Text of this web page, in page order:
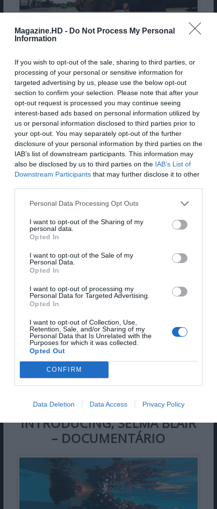
Magazine.HD - Do Not Process My Personal
Information
If you wish to opt-out of the sale, sharing to third parties, or
processing of your personal or sensitive information for
targeted advertising by us, please use the below opt-out
section to confirm your selection. Please note that after your
opt-out request is processed you may continue seeing
interest-based ads based on personal information utilized by
us or personal information disclosed to third parties prior to
your opt-out. You may separately opt-out of the further
disclosure of your personal information by third parties on the
IAB’s list of downstream participants. This information may
also be disclosed by us to third parties on the IAB’s List of
Downstream Participants that may further disclose it to other
Personal Data Processing Opt Outs
I want to opt-out of the Sharing of my
personal data.
Opted In
I want to opt-out of the Sale of my
Personal Data.
Opted In
I want to opt-out of processing my
Personal Data for Targeted Advertising.
Opted In
I want to opt-out of Collection, Use,
Retention, Sale, and/or Sharing of my
Personal Data that Is Unrelated with the
Purposes for which it was collected.
Opted Out
CONFIRM
Data Deletion Data Access Privacy Policy
Pub
Uma aposta romenta, criada por Adina Sădeanu e
Kirsten Peters, “Sky/Master” tem lugar durante o
da personagem fictícia, Victor Godeanu, o braço
direito e conselheiro mais próximo do ditador
Godeanu é também um agente secreto da KGB e
tem de escapar da Roménia e de Ceaușescu antes
que o seu disfarce seja descoberto…
ESTREIAS FILMES E
DOCUMENTÁRIOS HBO
MAX
INTRODUCING, SELMA BLAIR
– DOCUMENTÁRIO